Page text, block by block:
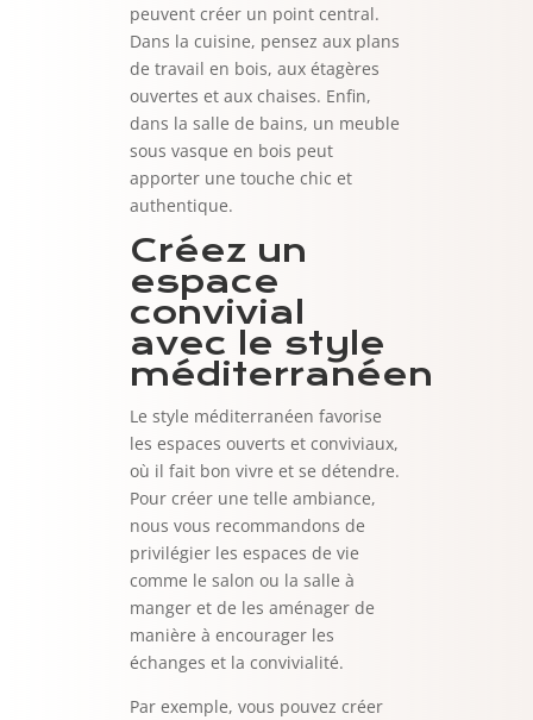
peuvent créer un point central.
Dans la cuisine, pensez aux plans
de travail en bois, aux étagères
ouvertes et aux chaises. Enfin,
dans la salle de bains, un meuble
sous vasque en bois peut
apporter une touche chic et
authentique.
Créez un
espace
convivial
avec le style
méditerranéen
Le style méditerranéen favorise
les espaces ouverts et conviviaux,
où il fait bon vivre et se détendre.
Pour créer une telle ambiance,
nous vous recommandons de
privilégier les espaces de vie
comme le salon ou la salle à
manger et de les aménager de
manière à encourager les
échanges et la convivialité.
Par exemple, vous pouvez créer